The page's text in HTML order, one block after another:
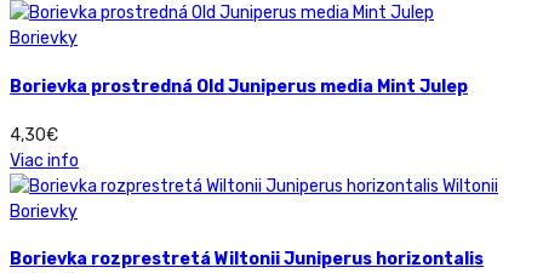
Borievky
Borievka prostredná Old Juniperus media Mint Julep
4,30€
Viac info
Borievky
Borievka rozprestretá Wiltonii Juniperus horizontalis